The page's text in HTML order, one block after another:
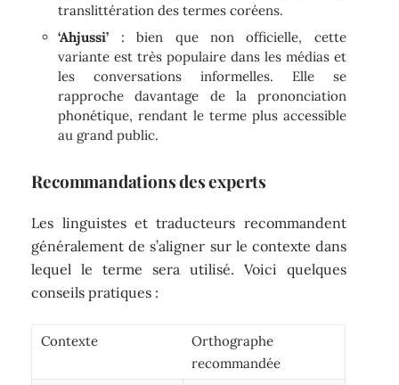
translittération des termes coréens.
‘Ahjussi’ : bien que non officielle, cette
variante est très populaire dans les médias et
les conversations informelles. Elle se
rapproche davantage de la prononciation
phonétique, rendant le terme plus accessible
au grand public.
Recommandations des experts
Les linguistes et traducteurs recommandent
généralement de s’aligner sur le contexte dans
lequel le terme sera utilisé. Voici quelques
conseils pratiques :
Contexte
Orthographe
recommandée